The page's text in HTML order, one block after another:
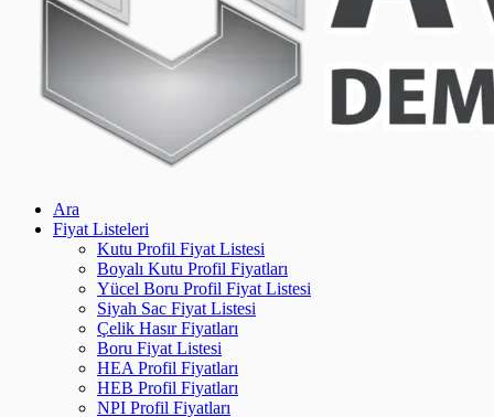
Ara
Fiyat Listeleri
Kutu Profil Fiyat Listesi
Boyalı Kutu Profil Fiyatları
Yücel Boru Profil Fiyat Listesi
Siyah Sac Fiyat Listesi
Çelik Hasır Fiyatları
Boru Fiyat Listesi
HEA Profil Fiyatları
HEB Profil Fiyatları
NPI Profil Fiyatları